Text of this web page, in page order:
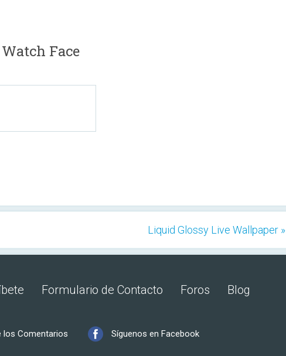
Face
Liquid Glossy Live Wallpaper »
Formulario de Contacto Foros Blog
los Comentarios Síguenos en Facebook